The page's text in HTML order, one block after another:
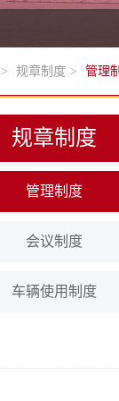
> 规章制度 > 管理
规章制度
管理制度
会议制度
车辆使用制度